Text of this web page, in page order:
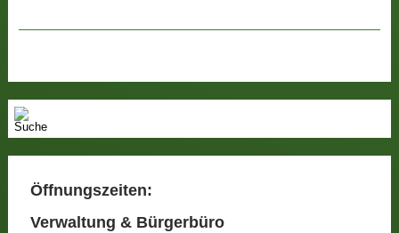
Öffnungszeiten:
Verwaltung & Bürgerbüro